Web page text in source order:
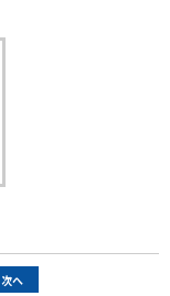
次へ